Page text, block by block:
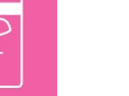
lub